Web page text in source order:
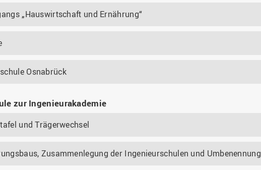
„Hauswirtschaft und Ernährung“
Osnabrück
zur Ingenieurakademie
und Trägerwechsel
Zusammenlegung der Ingenieurschulen und Umbenennung